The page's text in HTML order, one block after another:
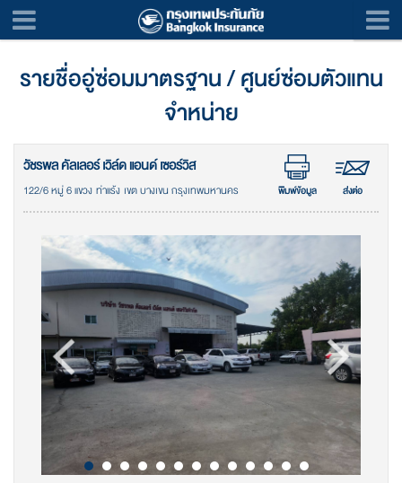
รายชื่ออู่ซ่อมมาตรฐาน / ศูนย์ซ่อมตัวแทน
จำหน่าย
วัชรพล คัลเลอร์ เวิล์ด แอนด์ เซอร์วิส
122/6 หมู่ 6 แขวง ท่าแร้ง เขต บางเขน กรุงเทพมหานคร พิมพ์ข้อมูล ส่งต่อ